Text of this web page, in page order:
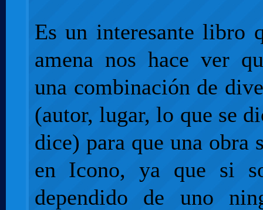
Es un interesante libro
amena nos hace ver
una combinación de
(autor, lugar, lo que se
dice) para que una obra
en Icono, ya que si
dependido de uno